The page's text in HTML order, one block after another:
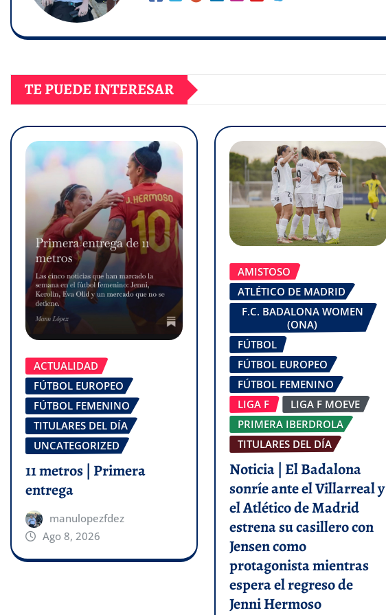
TE PUEDE INTERESAR
ACTUALIDAD
FÚTBOL EUROPEO
FÚTBOL FEMENINO
TITULARES DEL DÍA
UNCATEGORIZED
11 metros | Primera
entrega
manulopezfdez
Ago 8, 2026
AMISTOSO
ATLÉTICO DE MADRID
F.C. BADALONA WOMEN
(ONA)
FÚTBOL
FÚTBOL EUROPEO
FÚTBOL FEMENINO
LIGA F
LIGA F MOEVE
PRIMERA IBERDROLA
TITULARES DEL DÍA
Noticia | El Badalona
sonríe ante el Villarreal y
el Atlético de Madrid
estrena su casillero con
Jensen como
protagonista mientras
espera el regreso de
Jenni Hermoso